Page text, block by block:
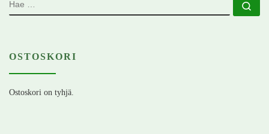
OSTOSKORI
Ostoskori on tyhjä.